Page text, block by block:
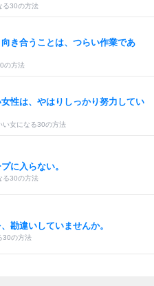
る30の方法
き合うことは、つらい作業であ
の方法
性は、やはりしっかり努力してい
い女になる30の方法
に入らない。
る30の方法
勘違いしていませんか。
30の方法